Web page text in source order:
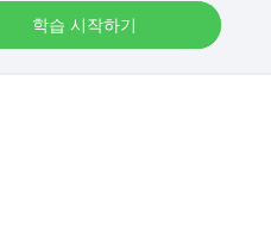
학습 시작하기